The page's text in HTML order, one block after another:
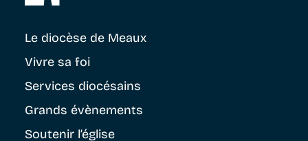
Le diocèse de Meaux
Vivre sa foi
Services diocésains
Grands évènements
Soutenir l’église